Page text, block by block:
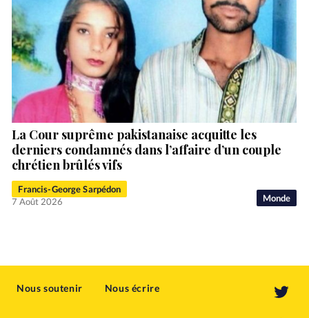
Monde
La Cour suprême pakistanaise acquitte les
derniers condamnés dans l’affaire d’un couple
chrétien brûlés vifs
Francis-George Sarpédon
7 Août 2026
Nous soutenir Nous écrire